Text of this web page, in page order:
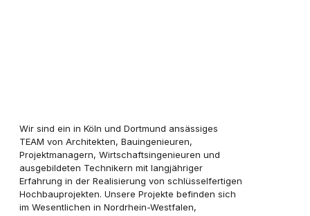
Wir sind ein in Köln und Dortmund ansässiges
TEAM von Architekten, Bauingenieuren,
Projektmanagern, Wirtschaftsingenieuren und
ausgebildeten Technikern mit langjähriger
Erfahrung in der Realisierung von schlüsselfertigen
Hochbauprojekten. Unsere Projekte befinden sich
im Wesentlichen in Nordrhein-Westfalen,